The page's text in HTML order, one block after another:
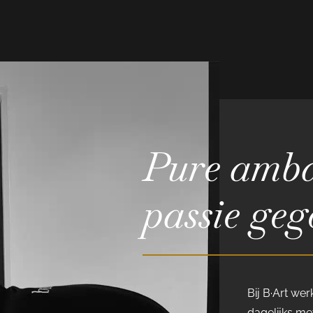
Pure
passie
Bij B·Art